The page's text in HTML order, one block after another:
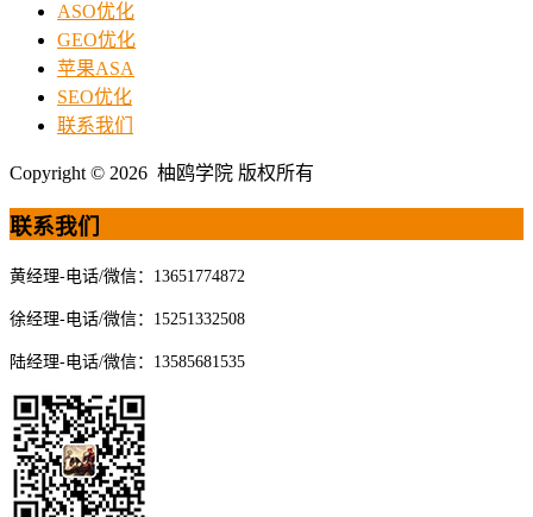
ASO优化
GEO优化
苹果ASA
SEO优化
联系我们
Copyright © 2026 柚鸥学院 版权所有
联系我们
黄经理-电话/微信：13651774872
徐经理-电话/微信：15251332508
陆经理-电话/微信：13585681535